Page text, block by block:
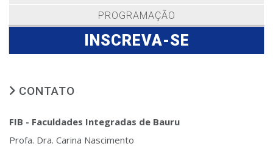
PROGRAMAÇÃO
INSCREVA-SE
CONTATO
FIB - Faculdades Integradas de Bauru
Profa. Dra. Carina Nascimento